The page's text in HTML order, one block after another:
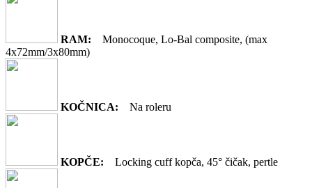
RAM: Monocoque, Lo-Bal composite, (max
4x72mm/3x80mm)
KOČNICA: Na roleru
KOPČE: Locking cuff kopča, 45° čičak, pertle